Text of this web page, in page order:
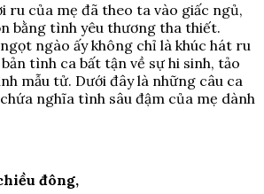
ru của mẹ đã theo ta vào giấc ngủ,
bằng tình yêu thương tha thiết.
ngào ấy không chỉ là khúc hát ru
tình ca bất tận về sự hi sinh, tảo
mẫu tử. Dưới đây là những câu ca
nghĩa tình sâu đậm của mẹ dành
đông,